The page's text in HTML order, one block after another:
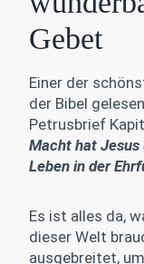
Gebet
Einer der
der Bibel
Petrusbrief
Macht hat Jesus
Leben in der
Es ist alles da,
dieser Welt
ausgebreitet,